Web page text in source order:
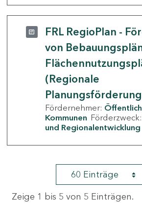
FRL RegioPlan -
von
(Regionale
Fördernehmer:
Kommunen Förderzweck:
und Regionalentwicklung
60 Einträge
Zeige 1 bis 5 von 5 Einträgen.